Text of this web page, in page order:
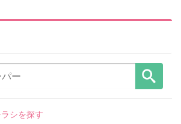
シを探す